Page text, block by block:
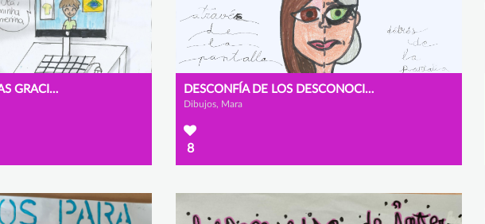
APRENDIENDO IDIOMAS GRACIAS A INTERNET DESCONFÍA DE LOS DESCONOCIDOS
Dibujos, Mara
8